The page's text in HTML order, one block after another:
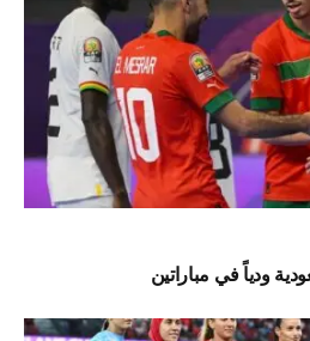
ودياً في مباراتين